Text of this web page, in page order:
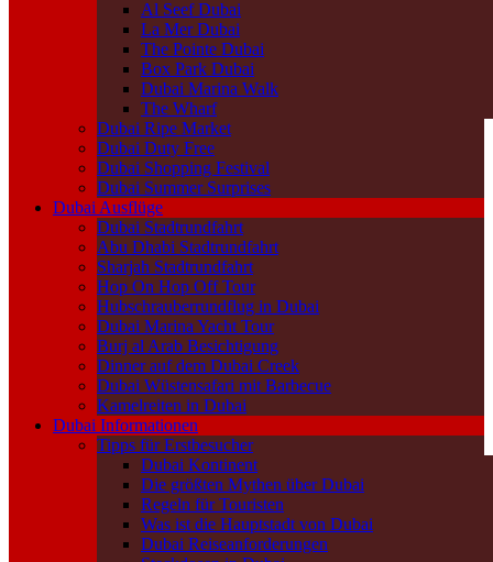
Al Seef Dubai
La Mer Dubai
The Pointe Dubai
Box Park Dubai
Dubai Marina Walk
The Wharf
Dubai Ripe Market
Dubai Duty Free
Dubai Shopping Festival
Dubai Summer Surprises
Dubai Ausflüge
Dubai Stadtrundfahrt
Abu Dhabi Stadtrundfahrt
Sharjah Stadtrundfahrt
Hop On Hop Off Tour
Hubschrauberrundflug in Dubai
Dubai Marina Yacht Tour
Burj al Arab Besichtigung
Dinner auf dem Dubai Creek
Dubai Wüstensafari mit Barbecue
Kamelreiten in Dubai
Dubai Informationen
Tipps für Erstbesucher
Dubai Kontinent
Die größten Mythen über Dubai
Regeln für Touristen
Was ist die Hauptstadt von Dubai
Dubai Reiseanforderungen